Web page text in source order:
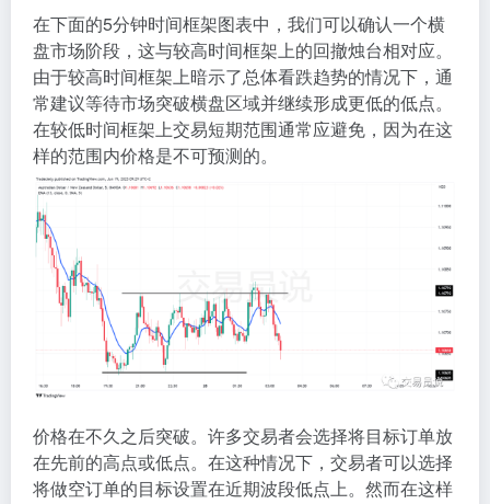
在下面的5分钟时间框架图表中，我们可以确认一个横
盘市场阶段，这与较高时间框架上的回撤烛台相对应。
由于较高时间框架上暗示了总体看跌趋势的情况下，通
常建议等待市场突破横盘区域并继续形成更低的低点。
在较低时间框架上交易短期范围通常应避免，因为在这
样的范围内价格是不可预测的。
价格在不久之后突破。许多交易者会选择将目标订单放
在先前的高点或低点。在这种情况下，交易者可以选择
将做空订单的目标设置在近期波段低点上。然而在这样